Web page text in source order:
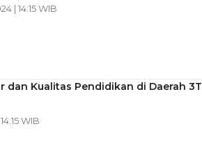
| 14:15 WIB
Kualitas Pendidikan di Daerah 3T
WIB